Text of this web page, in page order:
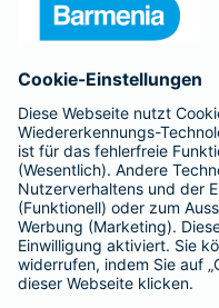
Barmenia ist
Kranken-